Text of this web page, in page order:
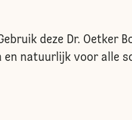
deze Dr. Oetker
natuurlijk voor alle